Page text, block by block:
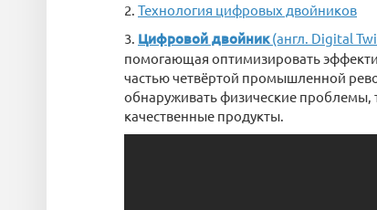
2. Технология цифровых двойников
3. Цифровой двойник(англ. Digital
помогающая оптимизировать
частью четвёртой промышленной
обнаруживать физические проблемы,
качественные продукты.